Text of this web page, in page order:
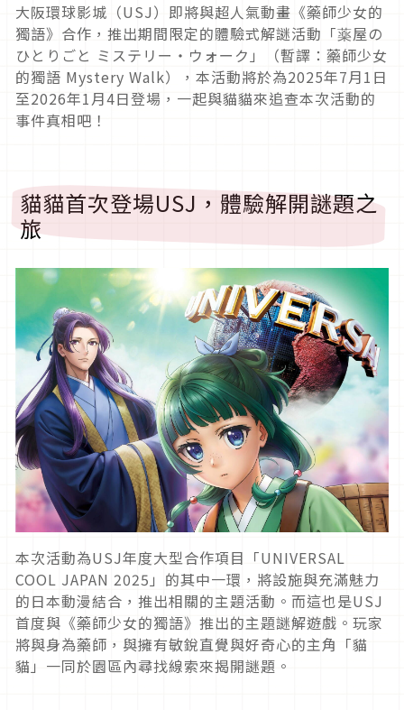
大阪環球影城（USJ）即將與超人氣動畫《藥師少女的
獨語》合作，推出期間限定的體驗式解謎活動「薬屋の
ひとりごと ミステリー・ウォーク」（暫譯：藥師少女
的獨語 Mystery Walk），本活動將於為2025年7月1日
至2026年1月4日登場，一起與貓貓來追查本次活動的
事件真相吧！
貓貓首次登場USJ，體驗解開謎題之
旅
本次活動為USJ年度大型合作項目「UNIVERSAL
COOL JAPAN 2025」的其中一環，將設施與充滿魅力
的日本動漫結合，推出相關的主題活動。而這也是USJ
首度與《藥師少女的獨語》推出的主題謎解遊戲。玩家
將與身為藥師，與擁有敏銳直覺與好奇心的主角「貓
貓」一同於園區內尋找線索來揭開謎題。